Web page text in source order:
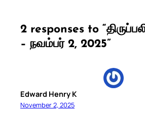
2 responses to
– நவம்பர் 2, 2025”
Edward Henry K
November 2, 2025